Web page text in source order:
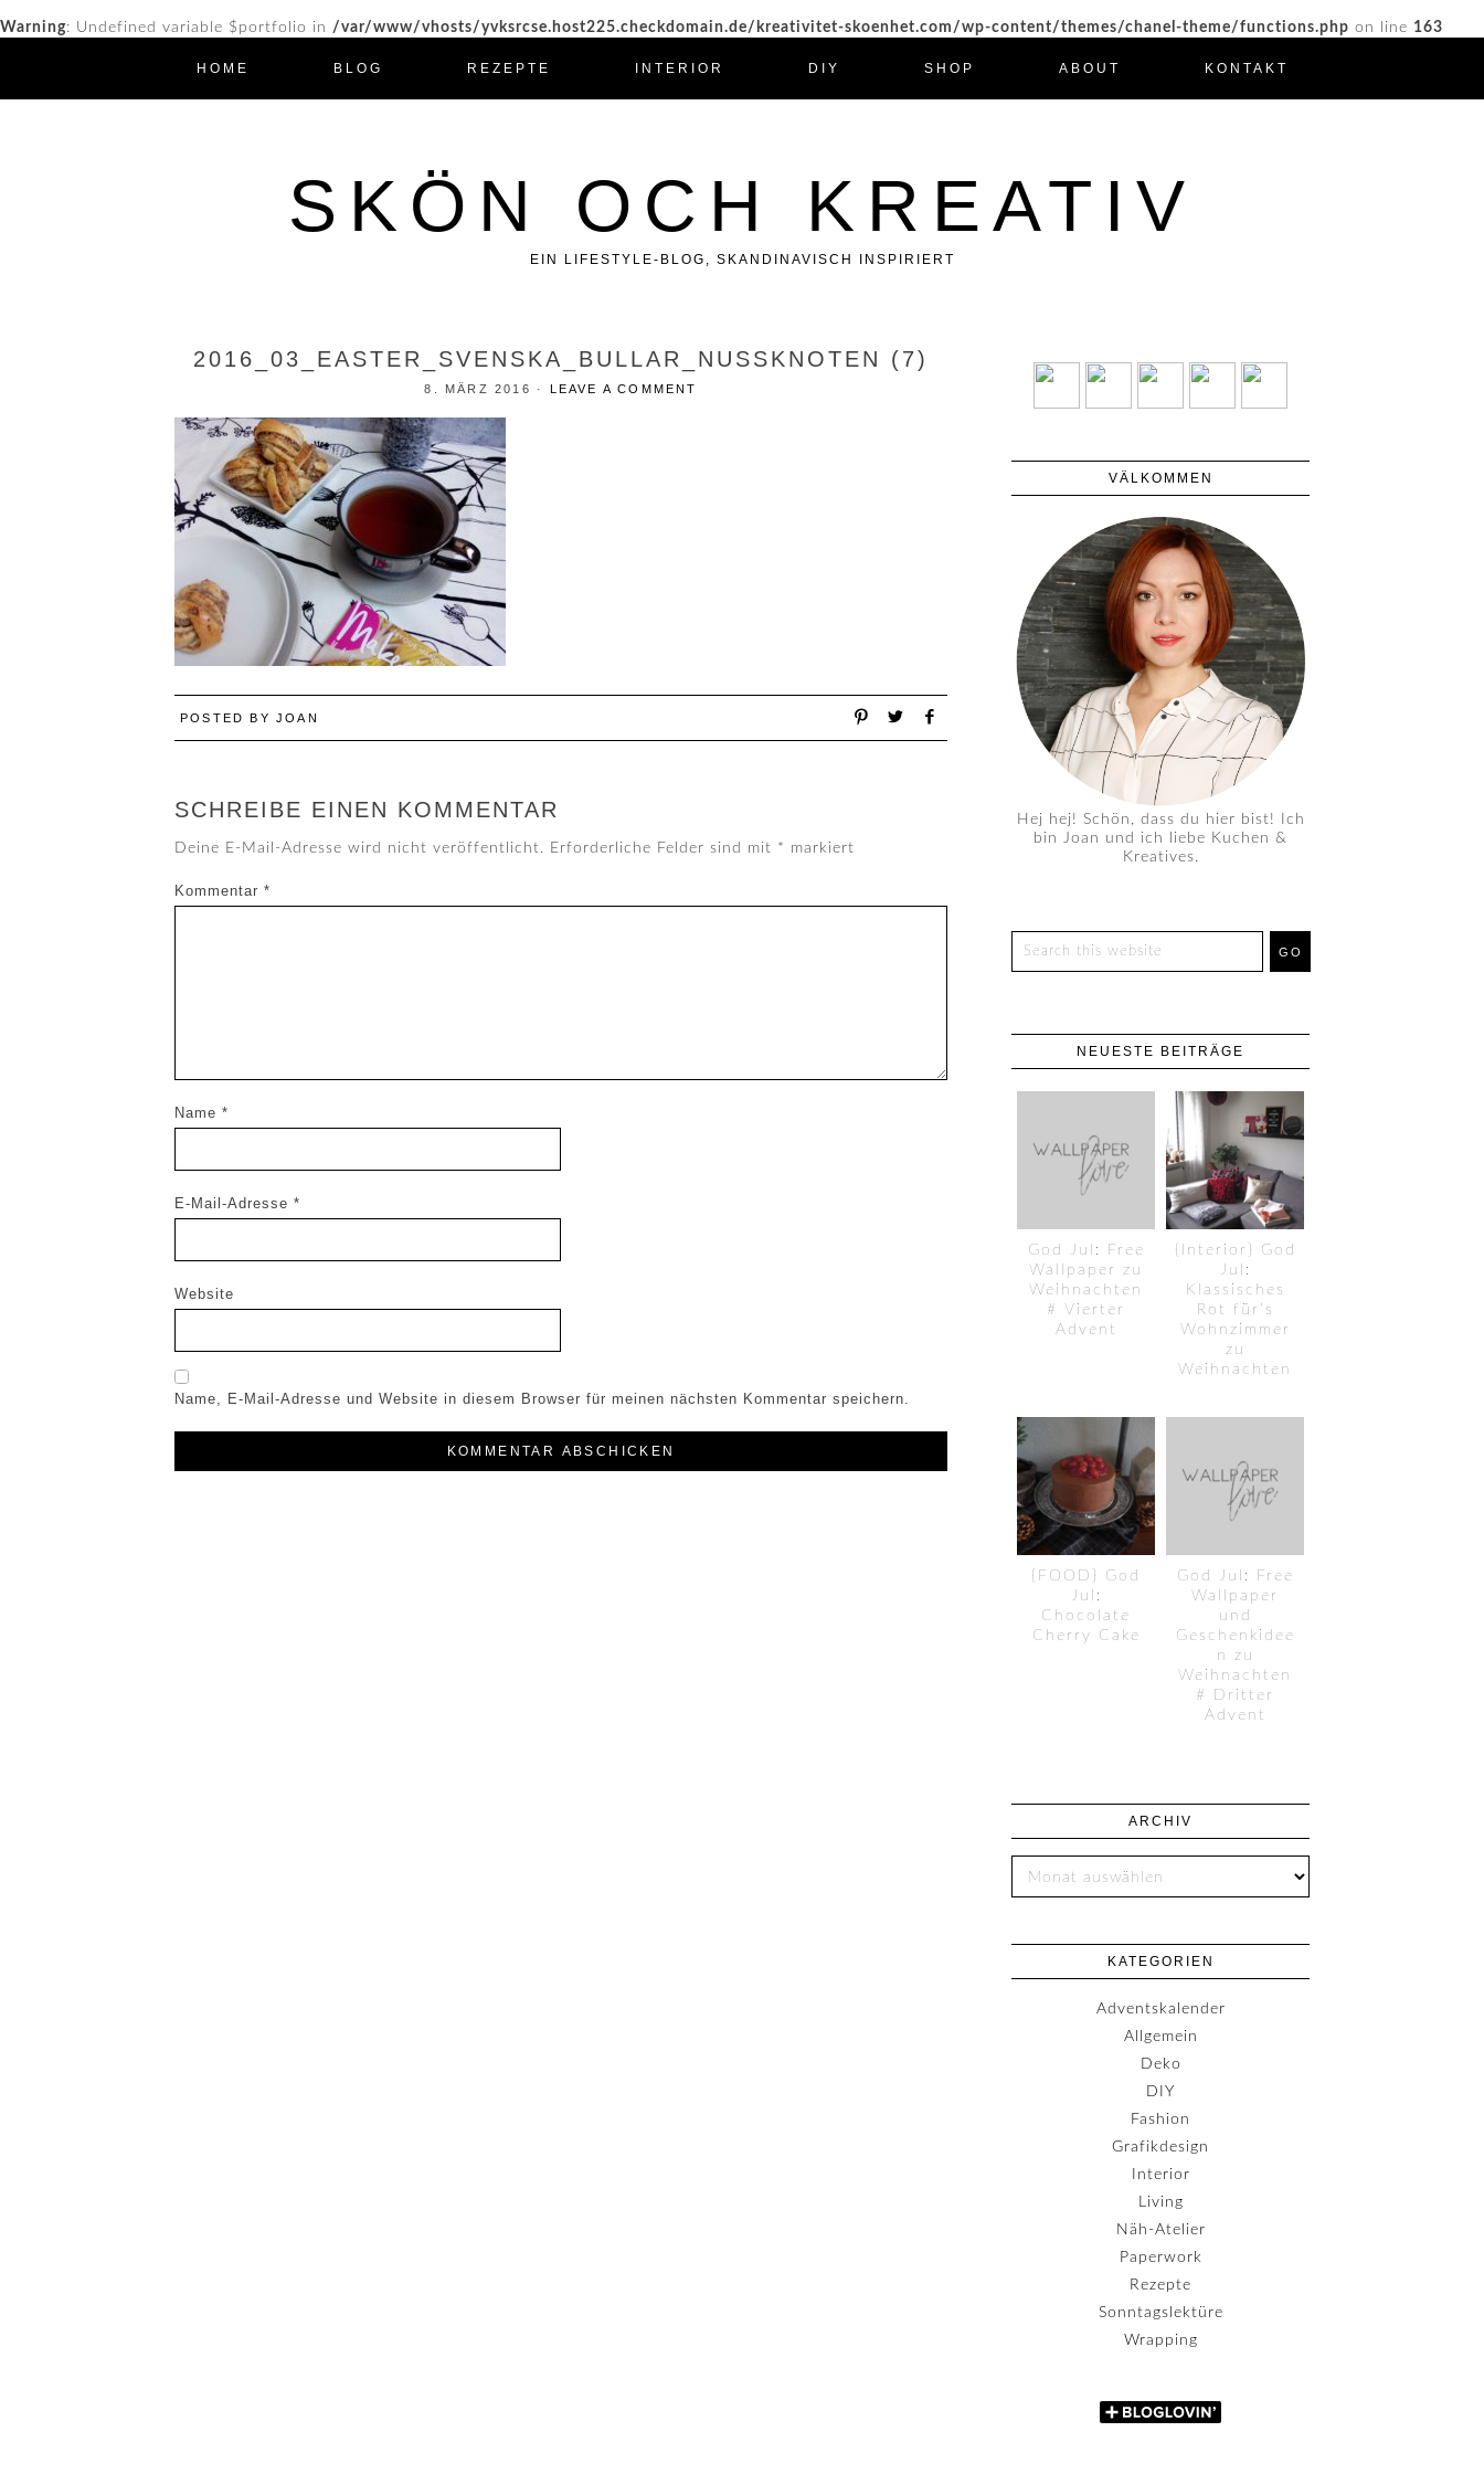
Warning: Undefined variable $portfolio in /var/www/vhosts/yvksrcse.host225.checkdomain.de/kreativitet-skoenhet.com/wp-content/themes/chanel-theme/functions.php on line 163
HOME BLOG REZEPTE INTERIOR DIY SHOP ABOUT KONTAKT
SKÖN OCH KREATIV
EIN LIFESTYLE-BLOG, SKANDINAVISCH INSPIRIERT
2016_03_EASTER_SVENSKA_BULLAR_NUSSKNOTEN (7)
8. MÄRZ 2016 · LEAVE A COMMENT
POSTED BY JOAN
SCHREIBE EINEN KOMMENTAR
Deine E-Mail-Adresse wird nicht veröffentlicht. Erforderliche Felder sind mit * markiert
Kommentar *
Name *
E-Mail-Adresse *
Website
Name, E-Mail-Adresse und Website in diesem Browser für meinen nächsten Kommentar speichern.
VÄLKOMMEN
Hej hej! Schön, dass du hier bist! Ich
bin Joan und ich liebe Kuchen &
Kreatives.
NEUESTE BEITRÄGE
God Jul: Free
Wallpaper zu
Weihnachten
# Vierter
Advent
{Interior} God
Jul:
Klassisches
Rot für’s
Wohnzimmer
zu
Weihnachten
{FOOD} God
Jul:
Chocolate
Cherry Cake
God Jul: Free
Wallpaper
und
Geschenkidee
n zu
Weihnachten
# Dritter
Advent
ARCHIV
KATEGORIEN
Adventskalender
Allgemein
Deko
DIY
Fashion
Grafikdesign
Interior
Living
Näh-Atelier
Paperwork
Rezepte
Sonntagslektüre
Wrapping